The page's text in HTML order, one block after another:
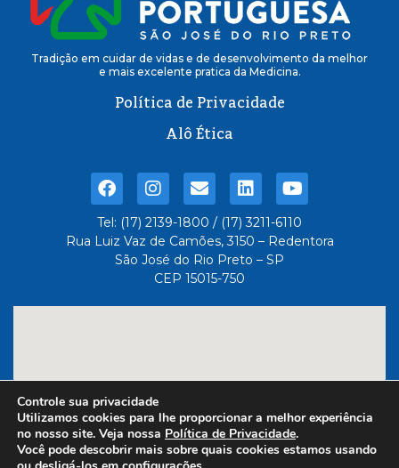
Tradição em cuidar de vidas e de desenvolvimento da melhor
e mais excelente pratica da Medicina.
Política de Privacidade
Alô Ética
Tel: (17) 2139-1800 / (17) 3211-6110
Rua Luiz Vaz de Camões, 3150 – Redentora
São José do Rio Preto – SP
CEP 15015-750
Controle sua privacidade
Utilizamos cookies para lhe proporcionar a melhor experiência
no nosso site. Veja nossa Política de Privacidade.
Você pode descobrir mais sobre quais cookies estamos usando